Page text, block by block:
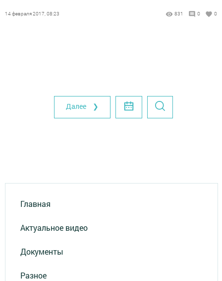
14 февраля 2017, 08:23 831 0 0
Далее ❯
Главная
Актуальное видео
Документы
Разное